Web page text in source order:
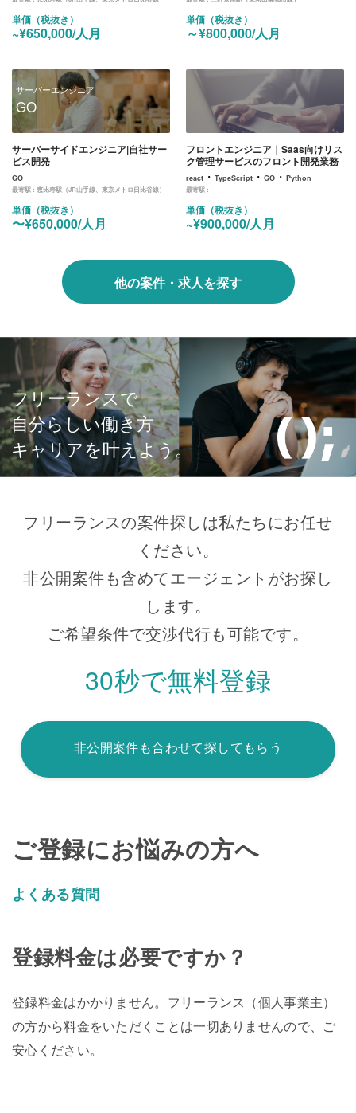
単価（税抜き）
~¥650,000/人月
単価（税抜き）
～¥800,000/人月
サーバーエンジニア
GO
サーバーサイドエンジニア|自社サー
ビス開発
GO
最寄駅 : 恵比寿駅（JR山手線、東京メトロ日比谷線）
単価（税抜き）
〜¥650,000/人月
フロントエンジニア｜Saas向けリス
ク管理サービスのフロント開発業務
react ・TypeScript ・GO ・Python
最寄駅 :-
単価（税抜き）
~¥900,000/人月
他の案件・求人を探す
フリーランスで
自分らしい働き方
キャリアを叶えよう。
フリーランスの案件探しは私たちにお任せ
ください。
非公開案件も含めてエージェントがお探し
します。
ご希望条件で交渉代行も可能です。
30秒で無料登録
非公開案件も合わせて探してもらう
ご登録にお悩みの方へ
よくある質問
登録料金は必要ですか？
登録料金はかかりません。フリーランス（個人事業主）
の方から料金をいただくことは一切ありませんので、ご
安心ください。